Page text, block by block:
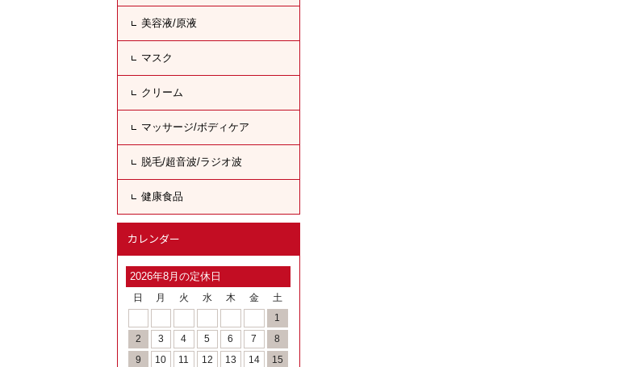
美容液/原液
マスク
クリーム
マッサージ/ボディケア
脱毛/超音波/ラジオ波
健康食品
カレンダー
2026年8月の定休日
日 月 火 水 木 金
土
1
2
3 4 5 6 7
8
9
10 11 12 13 14
15